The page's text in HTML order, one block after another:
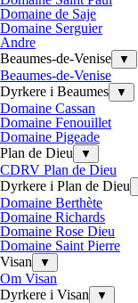
Domaine de Saje
Domaine Serguier
Andre
Beaumes-de-Venise
▼
Beaumes-de-Venise
Dyrkere i Beaumes
▼
Domaine Cassan
Domaine Fenouillet
Domaine Pigeade
Plan de Dieu
▼
CDRV Plan de Dieu
Dyrkere i Plan de Dieu
Domaine Berthète
Domaine Richards
Domaine Rose Dieu
Domaine Saint Pierre
Visan
▼
Om Visan
Dyrkere i Visan
▼